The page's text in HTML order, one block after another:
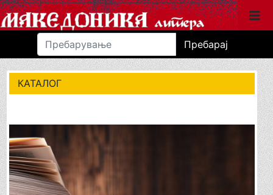
Пребарај
КАТАЛОГ